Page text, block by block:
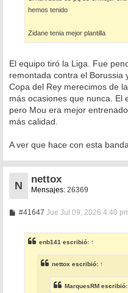
hemos tenido
Zidane tenia mejor plantilla
El equipo tiró la Liga. Fue
remontada contra el Borussia
Copa del Rey merecimos de
más ocasiones que nunca. El
pero Mou era mejor
más calidad.
A ver que hace con esta
N
nettox
Mensajes: 26369
#41647M
a
j
e
Jue Jul 09, 2026 4:40
enb141 escribió: ↑
nettox escribió: ↑
MarquesRM escribió: